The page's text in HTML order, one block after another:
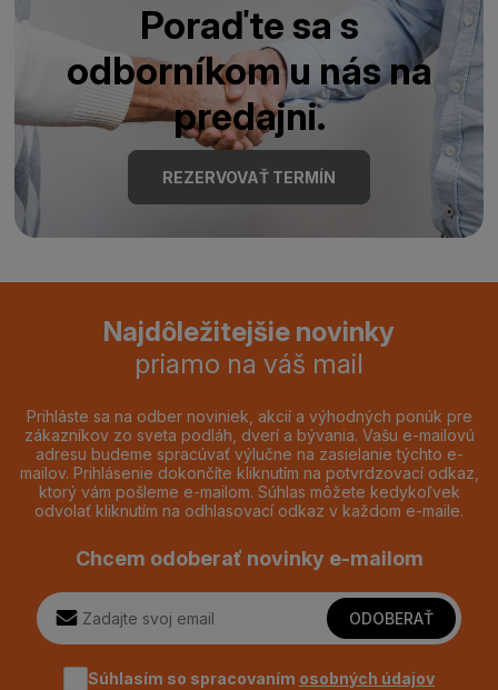
Poraďte sa s
odborníkom u nás na
predajni.
REZERVOVAŤ TERMÍN
Najdôležitejšie novinky
priamo na váš mail
Prihláste sa na odber noviniek, akcií a výhodných ponúk pre
zákazníkov zo sveta podláh, dverí a bývania. Vašu e-mailovú
adresu budeme spracúvať výlučne na zasielanie týchto e-
mailov. Prihlásenie dokončíte kliknutím na potvrdzovací odkaz,
ktorý vám pošleme e-mailom. Súhlas môžete kedykoľvek
odvolať kliknutím na odhlasovací odkaz v každom e-maile.
Chcem odoberať novinky e-mailom
ODOBERAŤ
Súhlasím so spracovaním osobných údajov